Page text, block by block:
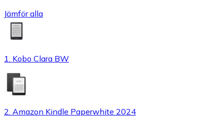
Jämför alla
1. Kobo Clara BW
2. Amazon Kindle Paperwhite 2024